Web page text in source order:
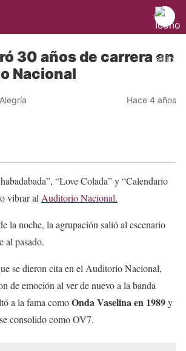
30 años de carrera en
Nacional
Hace 4 años
“Love Colada” y “Calendario
vibrar al Auditorio Nacional.
la noche, la agrupación salió al escenario
al pasado.
se dieron cita en el Auditorio Nacional,
de emoción al ver de nuevo a la banda
a la fama comoOnda Vaselina en 1989y
consolido como OV7.